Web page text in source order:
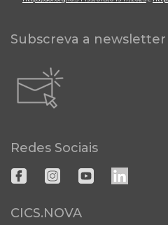
Subscreva a newsletter
Redes Sociais
CICS.NOVA